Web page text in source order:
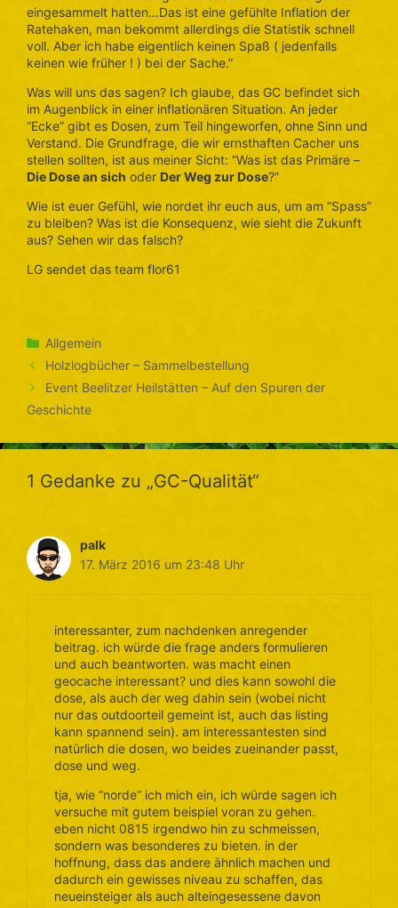
eingesammelt hatten…Das ist eine gefühlte Inflation der
Ratehaken, man bekommt allerdings die Statistik schnell
voll. Aber ich habe eigentlich keinen Spaß ( jedenfalls
keinen wie früher ! ) bei der Sache.”
Was will uns das sagen? Ich glaube, das GC befindet sich
im Augenblick in einer inflationären Situation. An jeder
“Ecke” gibt es Dosen, zum Teil hingeworfen, ohne Sinn und
Verstand. Die Grundfrage, die wir ernsthaften Cacher uns
stellen sollten, ist aus meiner Sicht: “Was ist das Primäre –
Die Dose an sich oder Der Weg zur Dose?”
Wie ist euer Gefühl, wie nordet ihr euch aus, um am “Spass”
zu bleiben? Was ist die Konsequenz, wie sieht die Zukunft
aus? Sehen wir das falsch?
LG sendet das team flor61
Kategorien
Allgemein
Holzlogbücher – Sammelbestellung
Event Beelitzer Heilstätten – Auf den Spuren der
Geschichte
1 Gedanke zu „GC-Qualität“
palk
17. März 2016 um 23:48 Uhr
interessanter, zum nachdenken anregender
beitrag. ich würde die frage anders formulieren
und auch beantworten. was macht einen
geocache interessant? und dies kann sowohl die
dose, als auch der weg dahin sein (wobei nicht
nur das outdoorteil gemeint ist, auch das listing
kann spannend sein). am interessantesten sind
natürlich die dosen, wo beides zueinander passt,
dose und weg.
tja, wie “norde” ich mich ein, ich würde sagen ich
versuche mit gutem beispiel voran zu gehen.
eben nicht 0815 irgendwo hin zu schmeissen,
sondern was besonderes zu bieten. in der
hoffnung, dass das andere ähnlich machen und
dadurch ein gewisses niveau zu schaffen, das
neueinsteiger als auch alteingesessene davon